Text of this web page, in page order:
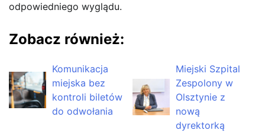
odpowiedniego wyglądu.
Zobacz również:
Komunikacja
miejska bez
kontroli biletów
do odwołania
Miejski Szpital
Zespolony w
Olsztynie z
nową
dyrektorką